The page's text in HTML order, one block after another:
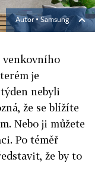
Autor ▪ Samsung
venkovního
je
nebyli
že se blížíte
Nebo ji můžete
Po téměř
že by to